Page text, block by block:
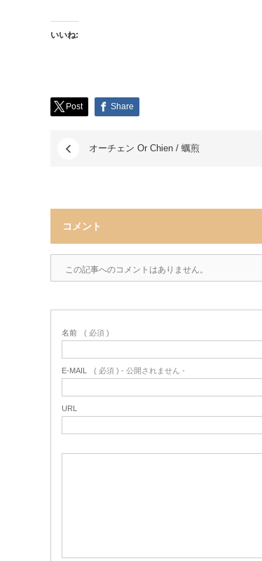
いいね:
Post Share
オーチェン Or Chien / 蠣煎
コメント
この記事へのコメントはありません。
名前 ( 必須 )
E-MAIL ( 必須 ) - 公開されません -
URL